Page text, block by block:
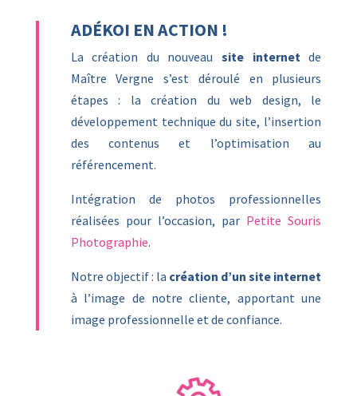
ADÉKOI EN ACTION !
La création du nouveausite internet de
Maître Vergne s’est déroulé en plusieurs
étapes : la création du web design, le
développement technique du site, l’insertion
des contenus et l’optimisation au
référencement.
Intégration de photos professionnelles
réalisées pour l’occasion, par Petite Souris
Photographie.
Notre objectif : la création d’un site internet
à l’image de notre cliente, apportant une
image professionnelle et de confiance.